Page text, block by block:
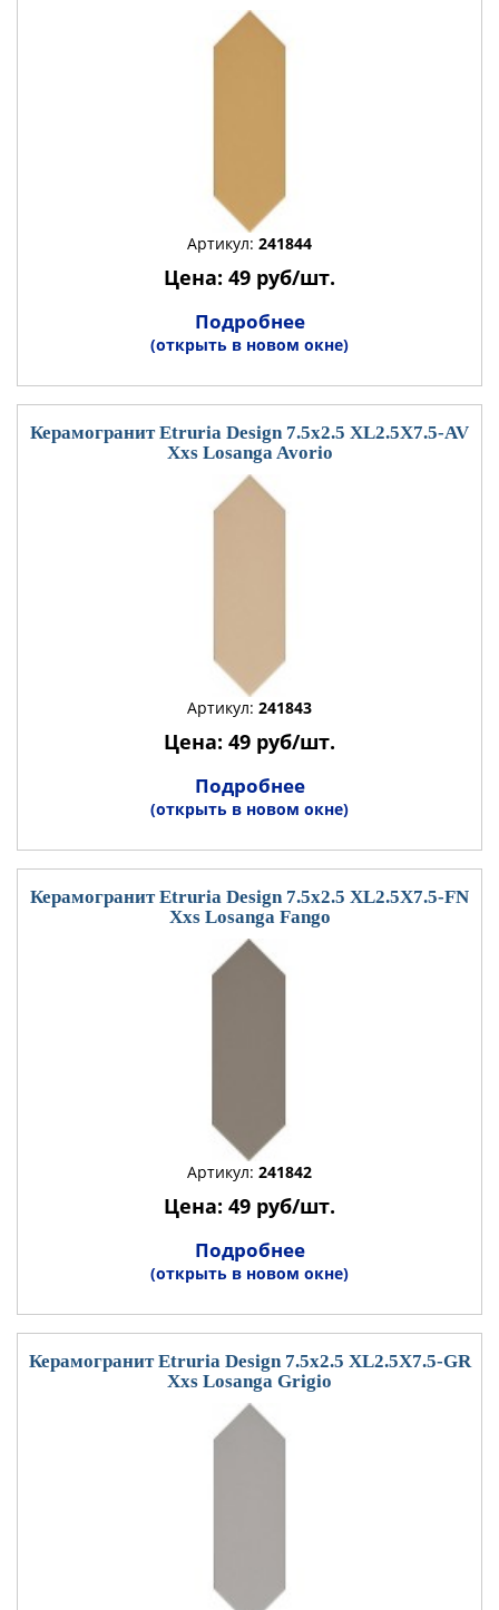
Артикул: 241844
Цена: 49 руб/шт.
Подробнее
(открыть в новом окне)
Керамогранит Etruria Design 7.5x2.5 XL2.5X7.5-AV
Xxs Losanga Avorio
Артикул: 241843
Цена: 49 руб/шт.
Подробнее
(открыть в новом окне)
Керамогранит Etruria Design 7.5x2.5 XL2.5X7.5-FN
Xxs Losanga Fango
Артикул: 241842
Цена: 49 руб/шт.
Подробнее
(открыть в новом окне)
Керамогранит Etruria Design 7.5x2.5 XL2.5X7.5-GR
Xxs Losanga Grigio